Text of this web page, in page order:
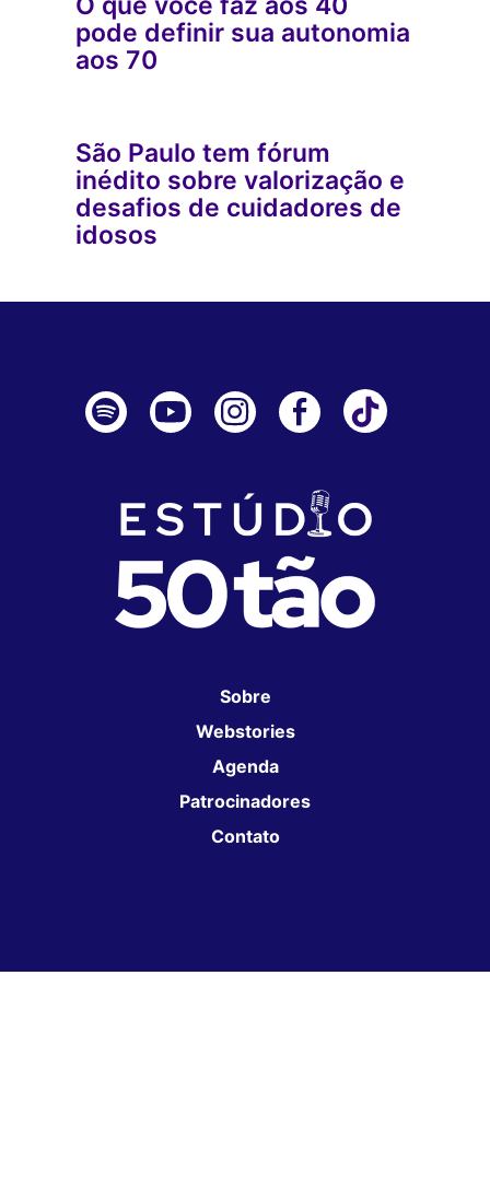
pode definir sua autonomia
aos 70
São Paulo tem fórum
inédito sobre valorização e
desafios de cuidadores de
idosos
Sobre
Webstories
Agenda
Patrocinadores
Contato